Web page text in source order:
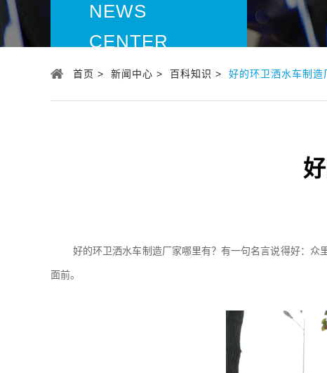
NEWS
CENTER
首页 > 新闻中心 > 百科知识 > 好的环卫洒水车制造
好的环卫洒水车制造厂家哪里有？有一句名言说得好：
面前。